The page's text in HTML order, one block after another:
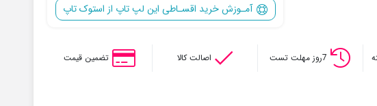
آمـوزش خرید اقسـاطی این لپ تاپ از استوک تاپ
7روز مهلت تست اصالت کالا تضمین قیمت